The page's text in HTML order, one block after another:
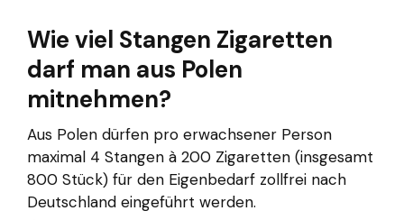
Wie viel Stangen Zigaretten
darf man aus Polen
mitnehmen?
Aus Polen dürfen pro erwachsener Person
maximal 4 Stangen à 200 Zigaretten (insgesamt
800 Stück) für den Eigenbedarf zollfrei nach
Deutschland eingeführt werden.